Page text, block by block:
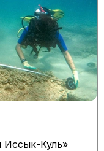
Иссык-Куль»